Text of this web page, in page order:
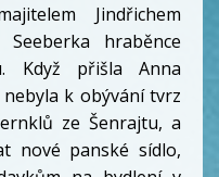
Jindřichem
hraběnce
Když přišla Anna
k obývání tvrz
ze Šenrajtu, a
nové panské sídlo,